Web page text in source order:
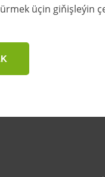
üçin giňişleýin